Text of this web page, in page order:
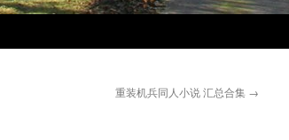
重装机兵同人小说 汇总合集 →